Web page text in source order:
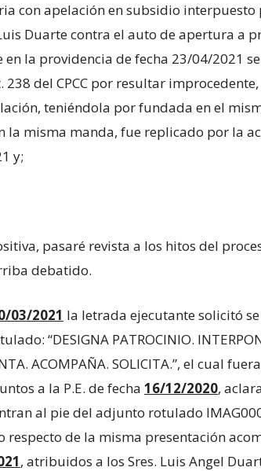
con apelación en subsidio interpuesto
Duarte contra el auto de apertura a
la providencia de fecha 23/04/2021
del CPCC por resultar improcedente,
teniéndola por fundada en el
la misma manda, fue replicado por la
y;
pasaré revista a los hitos del
debatido.
03/2021 la letrada ejecutante solicitó
“DESIGNA PATROCINIO.
ACOMPAÑA. SOLICITA.”, el cual
a la P.E. de fecha 16/12/2020,
al pie del adjunto rotulado
de la misma presentación
, atribuidos a los Sres. Luis Angel